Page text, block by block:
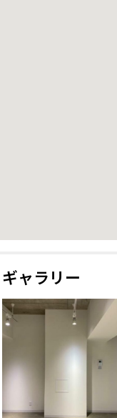
ギャラリー